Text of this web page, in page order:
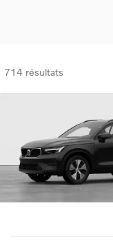
EX40
EC40
EX90
ES90
XC40
Offres du moment
Voitures d'occasion
certifiées
Voitures de société &
Flotte
714 résultats